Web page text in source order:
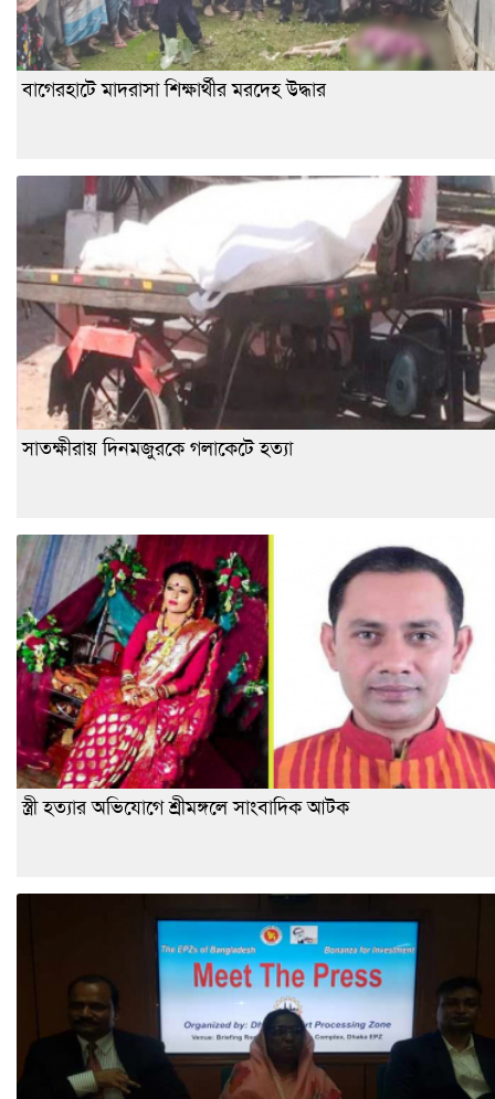
বাগেরহাটে মাদরাসা শিক্ষার্থীর মরদেহ উদ্ধার
সাতক্ষীরায় দিনমজুরকে গলাকেটে হত্যা
স্ত্রী হত্যার অভিযোগে শ্রীমঙ্গলে সাংবাদিক আটক